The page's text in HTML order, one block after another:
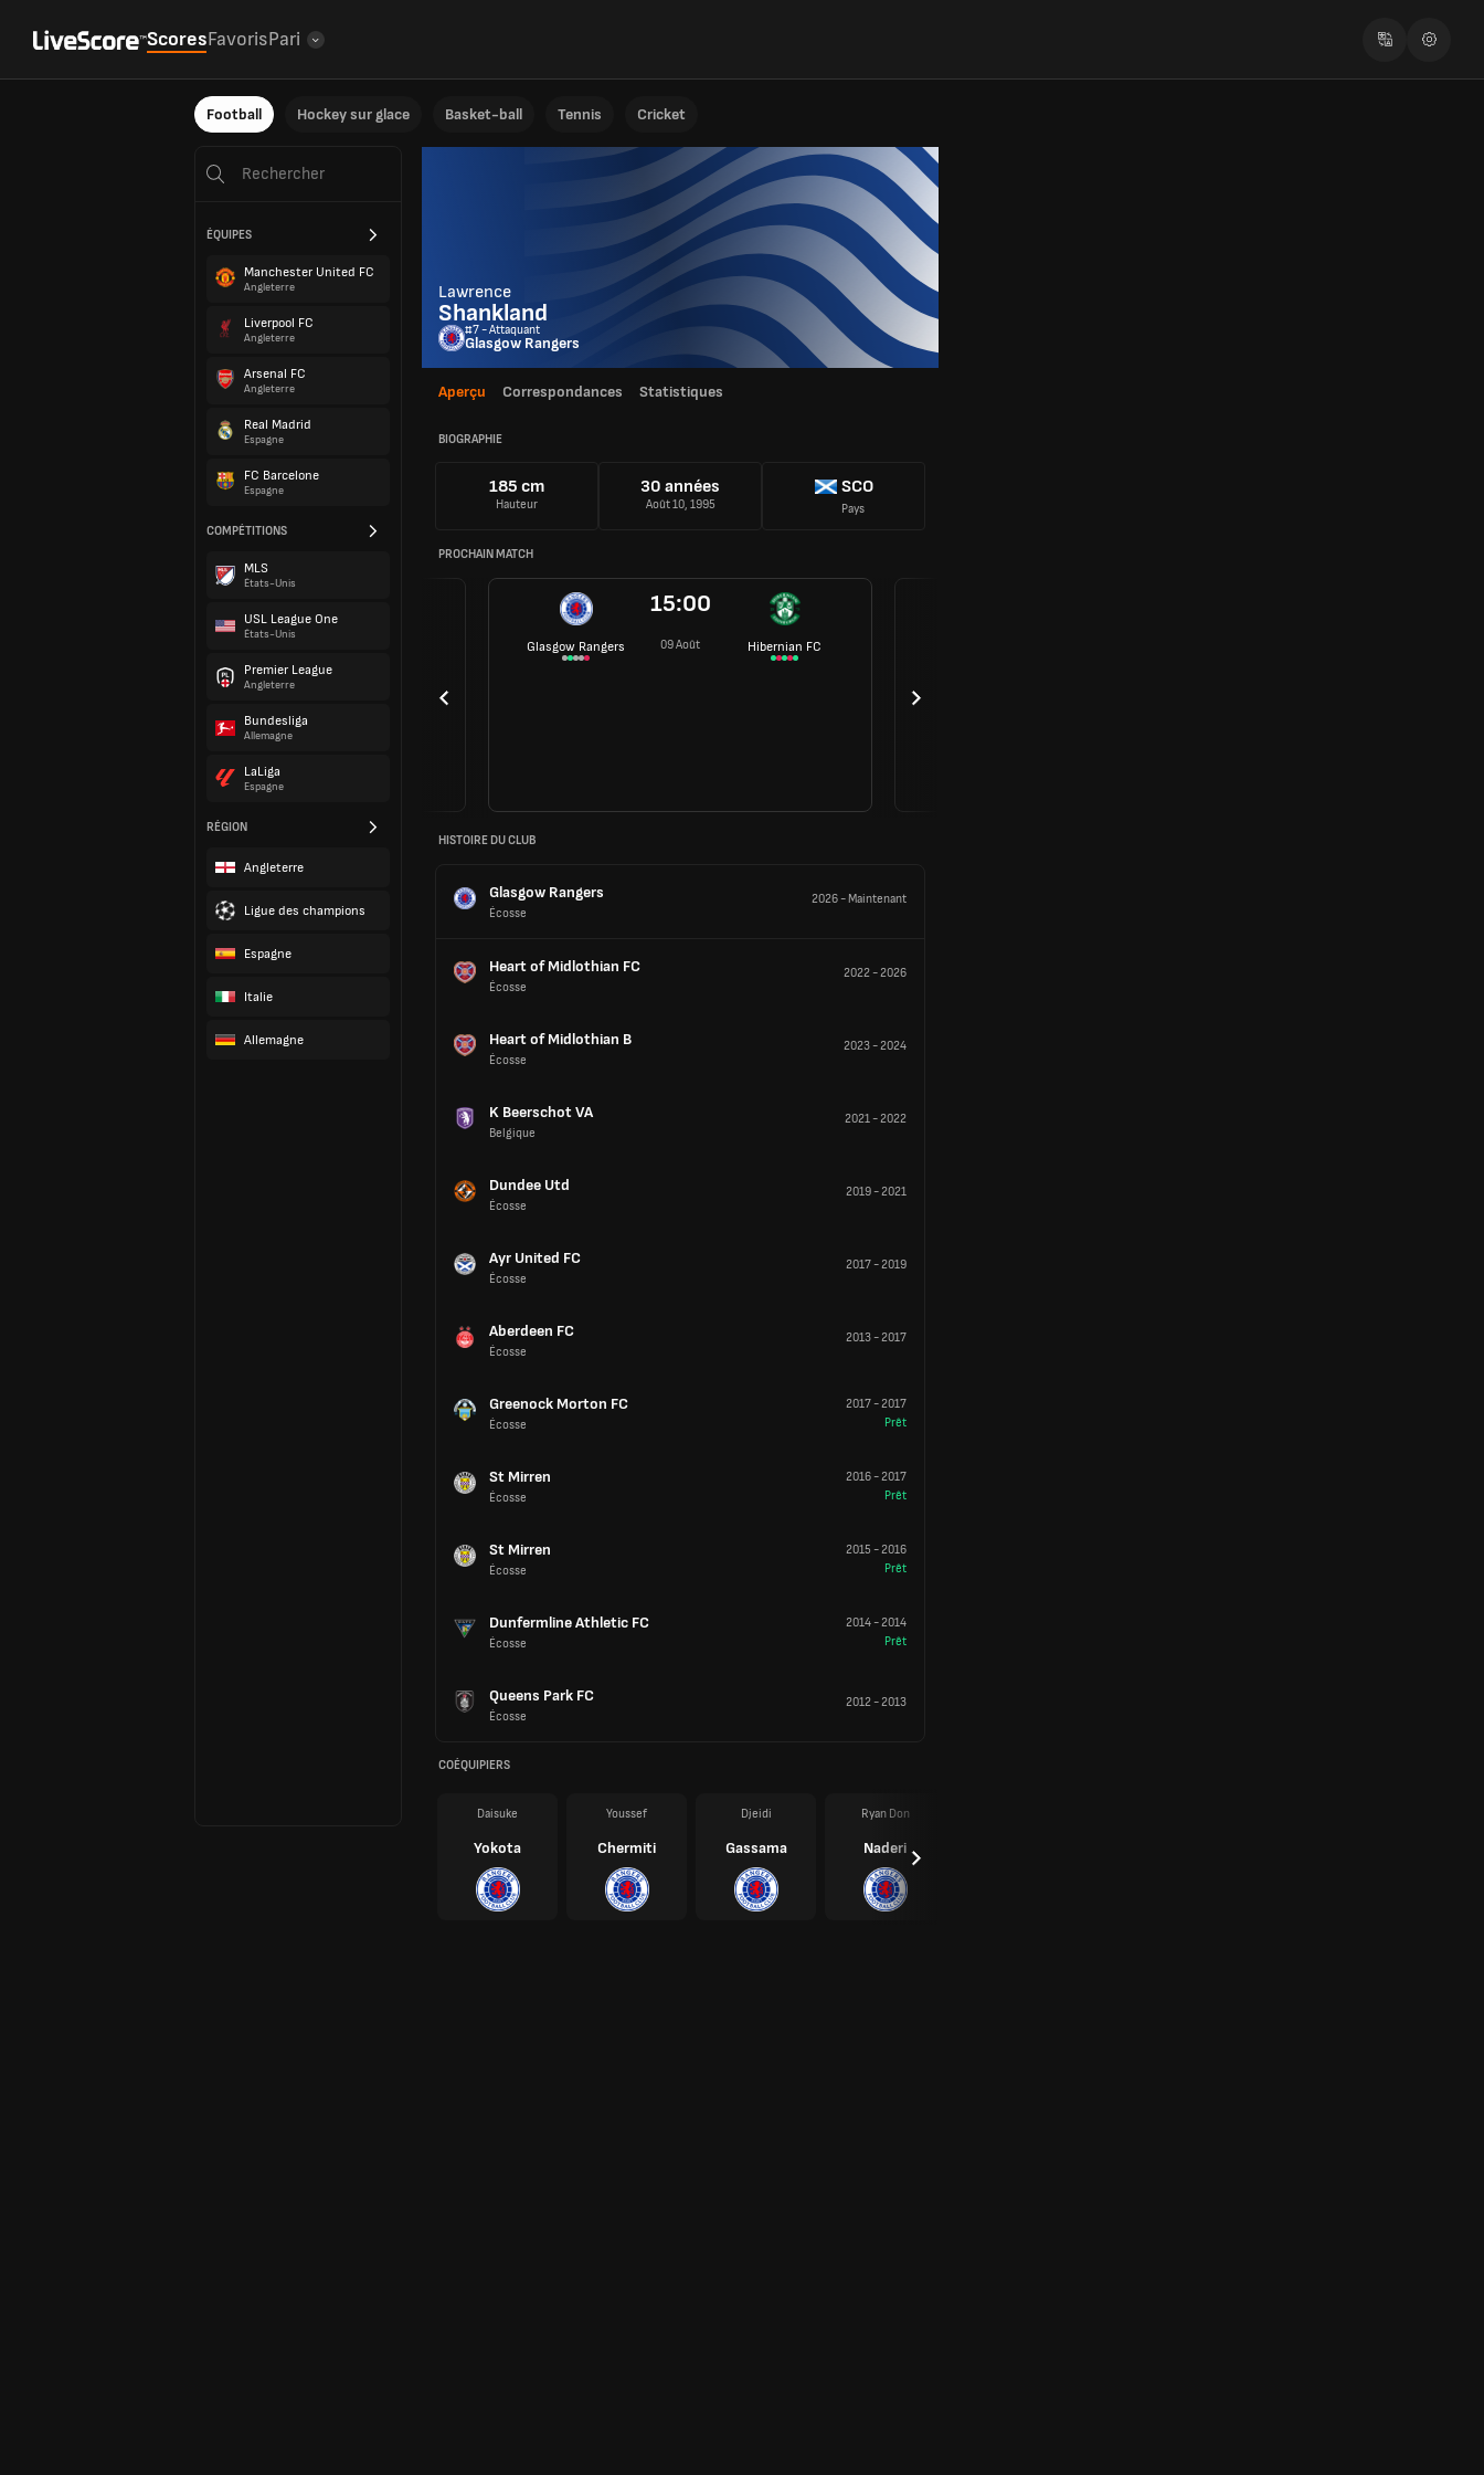
ScoresFavorisPari
Football Hockey sur glace Basket-ball Tennis Cricket
ÉQUIPES
Manchester United FC
Angleterre
Liverpool FC
Angleterre
Arsenal FC
Angleterre
Real Madrid
Espagne
FC Barcelone
Espagne
COMPÉTITIONS
MLS
États-Unis
USL League One
États-Unis
Premier League
Angleterre
Bundesliga
Allemagne
LaLiga
Espagne
RÉGION
Angleterre
Ligue des champions
Espagne
Italie
Allemagne
Lawrence
Shankland
#7 - Attaquant
Glasgow Rangers
Aperçu Correspondances Statistiques
BIOGRAPHIE
185 cm
Hauteur
30 années
Août 10, 1995
SCO
Pays
PROCHAIN MATCH
Glasgow Rangers
15:00
09 Août Hibernian FC
HISTOIRE DU CLUB
Glasgow Rangers
Écosse
2026- Maintenant
Heart of Midlothian FC
Écosse
2022-2026
Heart of Midlothian B
Écosse
2023-2024
K Beerschot VA
Belgique
2021-2022
Dundee Utd
Écosse
2019-2021
Ayr United FC
Écosse
2017-2019
Aberdeen FC
Écosse
2013-2017
Greenock Morton FC
Écosse
2017-2017
Prêt
St Mirren
Écosse
2016-2017
Prêt
St Mirren
Écosse
2015 -2016
Prêt
Dunfermline Athletic FC
Écosse
2014-2014
Prêt
Queens Park FC
Écosse
2012-2013
COÉQUIPIERS
Daisuke
Yokota
Youssef
Chermiti
Djeidi
Gassama
Ryan Don
Naderi